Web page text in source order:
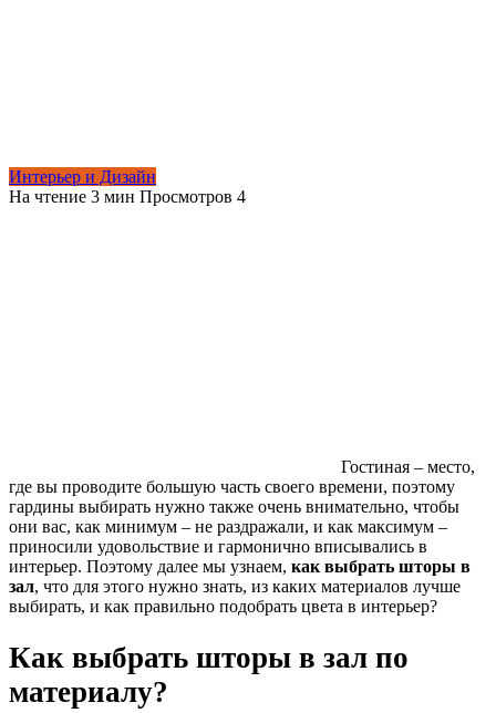
Интерьер и Дизайн
На чтение 3 мин Просмотров 4
Гостиная – место,
где вы проводите большую часть своего времени, поэтому
гардины выбирать нужно также очень внимательно, чтобы
они вас, как минимум – не раздражали, и как максимум –
приносили удовольствие и гармонично вписывались в
интерьер. Поэтому далее мы узнаем, как выбрать шторы в
зал, что для этого нужно знать, из каких материалов лучше
выбирать, и как правильно подобрать цвета в интерьер?
Как выбрать шторы в зал по
материалу?